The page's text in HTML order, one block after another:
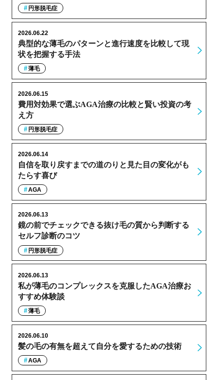
円形脱毛症
典型的な薄毛のパターンと進行速度を比較して現
状を把握する手法
2026.06.22
薄毛
費用対効果で選ぶAGA治療の比較と賢い投資の考
え方
2026.06.15
円形脱毛症
自信を取り戻すまでの道のりと見た目の変化がも
たらす喜び
2026.06.14
AGA
鏡の前でチェックできる抜け毛の質から判断する
セルフ診断のコツ
2026.06.13
円形脱毛症
私が薄毛のコンプレックスを克服したAGA治療お
すすめ体験談
2026.06.13
薄毛
髪の毛の有無を超えて自分を愛するための技術
2026.06.10
AGA